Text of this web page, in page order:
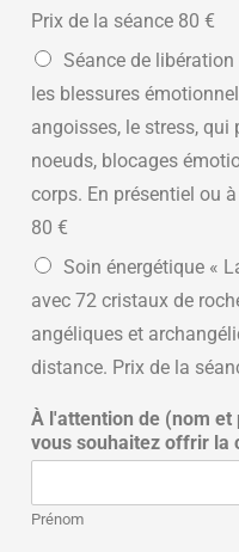
Prix de la séance 80 €
Séance de
les blessures
angoisses, le stress,
noeuds, blocages
corps. En présentiel ou
80 €
Soin énergétique «
avec 72 cristaux de
angéliques et
distance. Prix de la
À l'attention de (nom et
vous souhaitez offrir la
Prénom